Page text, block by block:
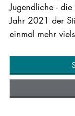
Jugendliche -
Jahr 2021 der
einmal mehr